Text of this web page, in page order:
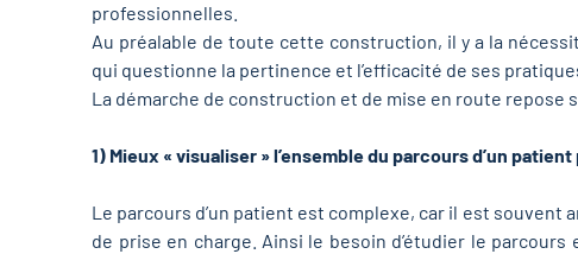
professionnelles.
Au préalable de toute cette construction, il y a la
qui questionne la pertinence et l’efficacité de ses
La démarche de construction et de mise en route repose
1) Mieux « visualiser » l’ensemble du parcours d’un
Le parcours d’un patient est complexe, car il est
de prise en charge. Ainsi le besoin d’étudier le